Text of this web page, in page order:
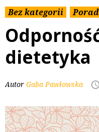
Bez kategorii
dietetyka
Autor Gaba Pawłowska